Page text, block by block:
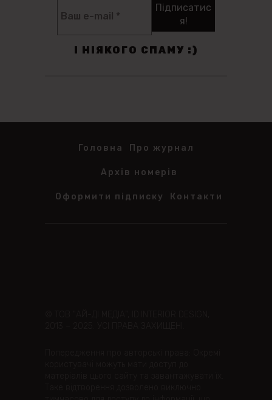
І НІЯКОГО СПАМУ :)
Головна Про журнал
Архів номерів
Оформити підписку Контакти